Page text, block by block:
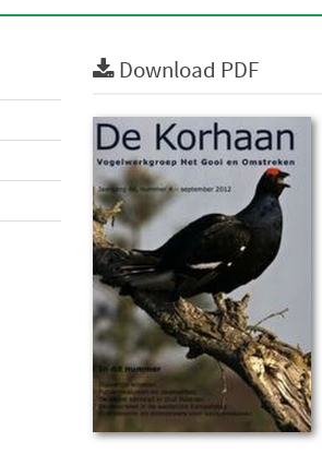
Download PDF